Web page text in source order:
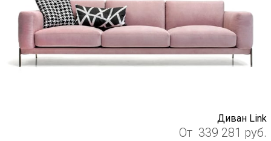
Диван Link
От 339 281 руб.